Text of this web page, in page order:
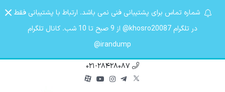
شماره تماس برای پشتیبانی فنی نمی باشد. ارتباط با پشتیبانی فقط
در تلگرام khosro20087@ از 9 صبح تا 10 شب. کانال تلگرام
irandump@
021-28428087